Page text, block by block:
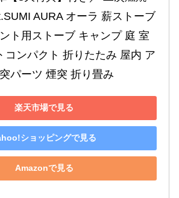
AURA オーラ 薪ストーブ
ト用ストーブ キャンプ 庭 室
コンパクト 折りたたみ 屋内 ア
パーツ 煙突 折り畳み
楽天市場で見る
ショッピングで見る
Amazonで見る